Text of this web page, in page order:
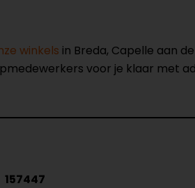
winkels in Breda, Capelle aan
voor je klaar met
157447